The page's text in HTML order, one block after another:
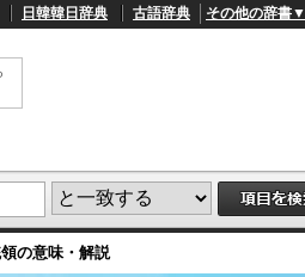
日韓韓日辞典 古語辞典 その他の辞書▼
の意味・解説